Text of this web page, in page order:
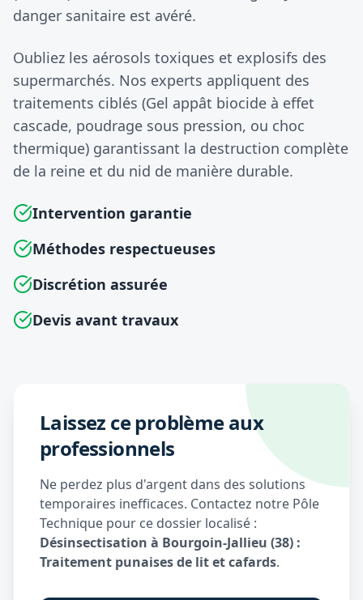
danger sanitaire est avéré.
Oubliez les aérosols toxiques et explosifs des
supermarchés. Nos experts appliquent des
traitements ciblés (Gel appât biocide à effet
cascade, poudrage sous pression, ou choc
thermique) garantissant la destruction complète
de la reine et du nid de manière durable.
Intervention garantie
Méthodes respectueuses
Discrétion assurée
Devis avant travaux
Laissez ce problème aux
professionnels
Ne perdez plus d'argent dans des solutions
temporaires inefficaces. Contactez notre Pôle
Technique pour ce dossier localisé :
Désinsectisation à Bourgoin-Jallieu (38) :
Traitement punaises de lit et cafards.